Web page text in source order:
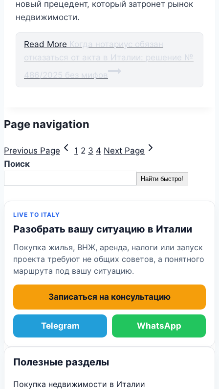
новый прецедент, который затронет рынок
недвижимости.
Read More Когда нотариус обязан
отказаться от акта в Италии: решение №
486/2025 без мифов
Page navigation
Previous Page 1 2 3 4 Next Page
Поиск
Найти быстро!
LIVE TO ITALY
Разобрать вашу ситуацию в Италии
Покупка жилья, ВНЖ, аренда, налоги или запуск
проекта требуют не общих советов, а понятного
маршрута под вашу ситуацию.
Записаться на консультацию
Telegram WhatsApp
Полезные разделы
Покупка недвижимости в Италии